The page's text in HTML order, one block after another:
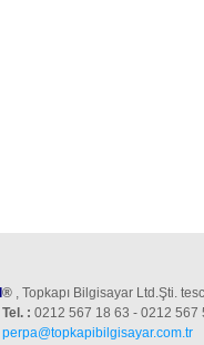
® , Topkapı Bilgisayar Ltd.Şti.
Tel. : 0212 567 18 63 - 0212 567
perpa@topkapibilgisayar.com.tr